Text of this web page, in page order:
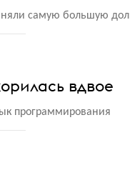
самую большую
вдвое
программирования